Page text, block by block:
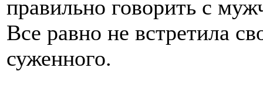
правильно говорить с
Все равно не встретила
суженного.